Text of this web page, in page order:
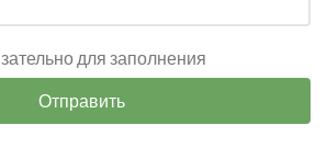
для заполнения
Отправить